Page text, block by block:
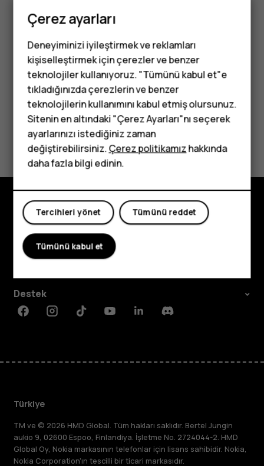
Tuşlu telefonlar
Çocuklar için
telefonlar
Görüntü boyutuöğesine dokunun ve görüntü
kaydırıcısını sürükleyin.
Bu size yardımcı oldu mu?
Evet Hayır
Keşfedin
Hakkında
Destek
FacebookInstagramTiktokYoutubeLinkedinDiscord
Türkiye
TM ve © 2026 HMD Global. Tüm hakları saklıdır. Bertel Jungin
aukio 9, 02600 Espoo, Finlandiya. İşletme No. 2724044-2. HMD
Global Oy, Nokia markasının telefonlar için lisans sahibidir. Nokia,
Nokia Corporation'ın tescilli bir ticari markasıdır.
Çerez ayarları
Deneyiminizi iyileştirmek ve reklamları
kişiselleştirmek için çerezler ve benzer
teknolojiler kullanıyoruz. "Tümünü kabul et"e
tıkladığınızda çerezlerin ve benzer
teknolojilerin kullanımını kabul etmiş olursunuz.
Sitenin en altındaki "Çerez Ayarları"nı seçerek
ayarlarınızı istediğiniz zaman
değiştirebilirsiniz.Çerez politikamızhakkında
daha fazla bilgi edinin.
Tümünü reddet
Tercihleri yönet
Tümünü kabul et